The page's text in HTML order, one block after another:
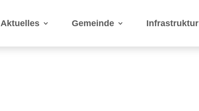
Aktuelles Gemeinde Infrastruktur